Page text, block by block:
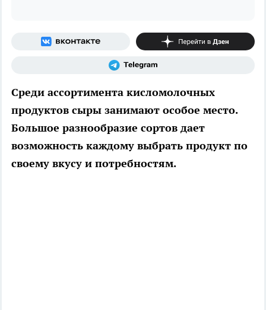
Среди ассортимента кисломолочных
продуктов сыры занимают особое место.
Большое разнообразие сортов дает
возможность каждому выбрать продукт по
своему вкусу и потребностям.